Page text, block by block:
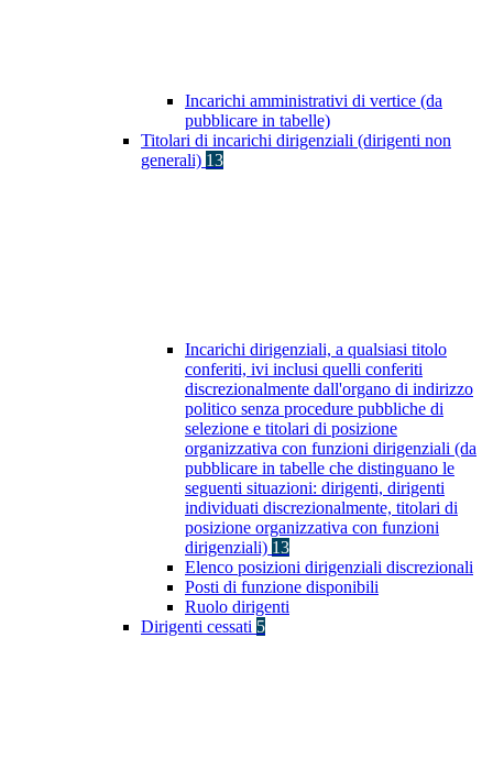
Incarichi amministrativi di vertice (da
pubblicare in tabelle)
Titolari di incarichi dirigenziali (dirigenti non
generali) 13
Incarichi dirigenziali, a qualsiasi titolo
conferiti, ivi inclusi quelli conferiti
discrezionalmente dall'organo di indirizzo
politico senza procedure pubbliche di
selezione e titolari di posizione
organizzativa con funzioni dirigenziali (da
pubblicare in tabelle che distinguano le
seguenti situazioni: dirigenti, dirigenti
individuati discrezionalmente, titolari di
posizione organizzativa con funzioni
dirigenziali) 13
Elenco posizioni dirigenziali discrezionali
Posti di funzione disponibili
Ruolo dirigenti
Dirigenti cessati 5